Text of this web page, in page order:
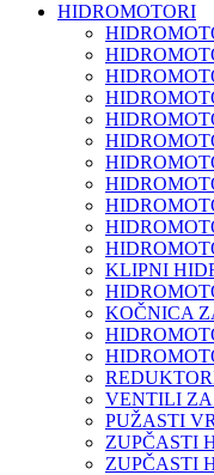
HIDROMOTORI
KLIPNI
KOČNICA
VENTILI ZA
PUŽASTI
ZUPČASTI
ZUPČASTI